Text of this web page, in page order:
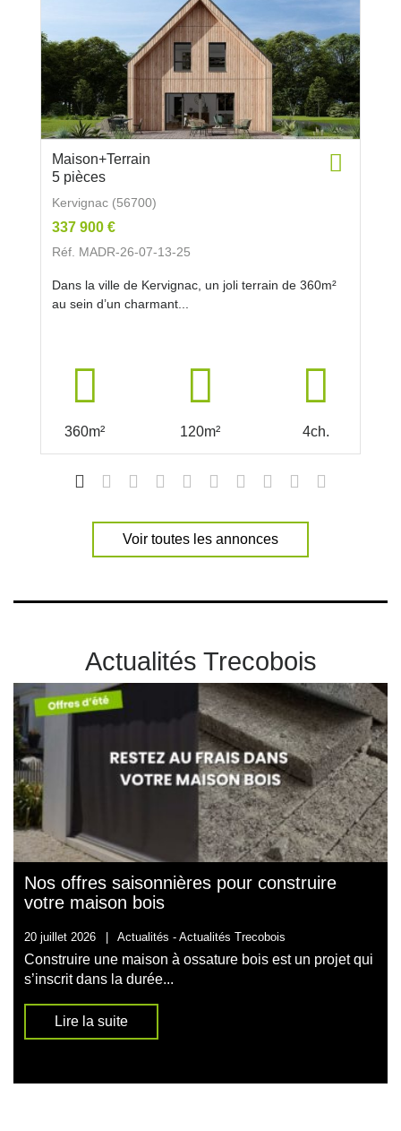
Maison+Terrain
5 pièces
Kervignac (56700)
337 900 €
Réf. MADR-26-07-13-25
Dans la ville de Kervignac, un joli terrain de 360m²
au sein d’un charmant...
360m² 120m² 4ch.
Voir toutes les annonces
Actualités Trecobois
Nos offres saisonnières pour construire
votre maison bois
20 juillet 2026 Actualités - Actualités Trecobois
Construire une maison à ossature bois est un projet qui
s’inscrit dans la durée...
Lire la suite